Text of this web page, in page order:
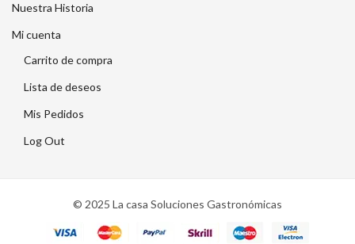
Nuestra Historia
Mi cuenta
Carrito de compra
Lista de deseos
Mis Pedidos
Log Out
© 2025 La casa Soluciones Gastronómicas